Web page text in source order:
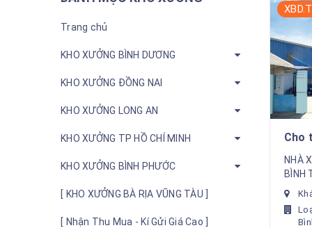
Cho
uyên
NHÀ
BÌNH
đất :
560
Trang chủ
KHO XƯỞNG BÌNH DƯƠNG
KHO XƯỞNG ĐỒNG NAI
KHO XƯỞNG LONG AN
KHO XƯỞNG TP HỒ CHÍ MINH
KHO XƯỞNG BÌNH PHƯỚC
[ KHO XƯỞNG BÀ RỊA VŨNG TÀU ]
[ Nhận Thu Mua - Kí Gửi Giá Cao ]